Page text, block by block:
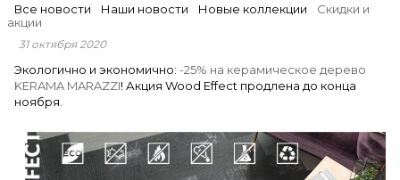
Все новости Наши новости Новые коллекции
Скидки и
акции
31 октября 2020
Экологично и экономично: -25% на керамическое дерево
KERAMA MARAZZI! Акция Wood Effect продлена до конца
ноября.